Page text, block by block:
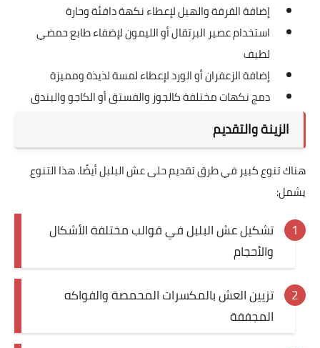
إضافة القرفة والهيل لإعطاء نكهة دافئة وحارة
استخدام عصير البرتقال أو الليمون لإضفاء طابع حمضي
لطيف
إضافة الزعفران أو الورد لإعطاء لمسة لذيذة ومميزة
دمج نكهات مختلفة كالجوز والفستق أو الكاجو والبندق
الزينة والتقديم
هناك تنوع كبير في طرق تقديم حلى عش البلبل أيضًا. هذا التنوع
يشمل:
تشكيل عش البلبل في قوالب مختلفة الأشكال
والأحجام
تزيين العش بالمكسرات المحمصة والفواكه
المجففة